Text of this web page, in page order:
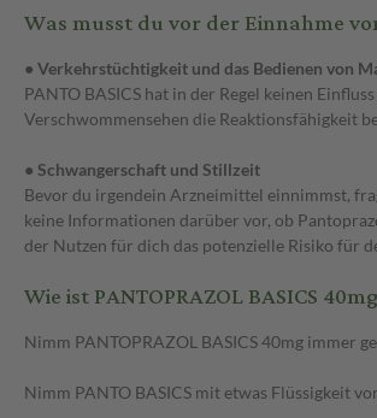
Was musst du vor der Einnahme
● Verkehrstüchtigkeit und das Bedienen von
PANTO BASICS hat in der Regel keinen
Verschwommensehen die Reaktionsfähigkeit
● Schwangerschaft und Stillzeit
Bevor du irgendein Arzneimittel einnimmst,
keine Informationen darüber vor, ob
der Nutzen für dich das potenzielle Risiko für
Wie ist PANTOPRAZOL BASICS
Nimm PANTOPRAZOL BASICS 40mg immer
Nimm PANTO BASICS mit etwas Flüssigkeit